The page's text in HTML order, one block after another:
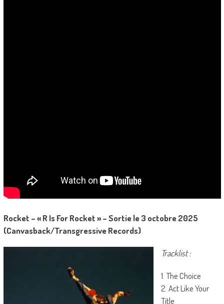
Rocket – « R Is For Rocket » – Sortie le 3 octobre 2025
(Canvasback/Transgressive Records)
Tracklist :
1. The Choice
2. Act Like Your
Title